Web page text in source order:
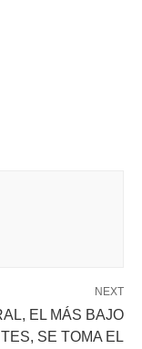
NEXT
EL MÁS BAJO
SE TOMA EL